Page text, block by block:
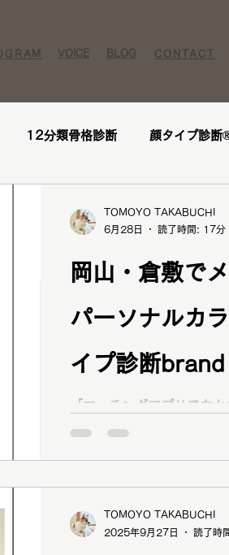
VOICE​ BLOG​​ CONTACT
12分類骨格診断 顔タイプ診断
ミアムトータル診断・メイクレッスン
診断 パーソナルカラー ブラ
タイプ診断 コスメ提案 プレ
岡山・倉敷で
パーソナルカ
イプ診断
見コンサルを
ビフォーアフ
「マッチングアプリでな
めに大切なポイントや、
TOMOYO TAKABUCHI
6月28日
読了時間: 17分
TOMOYO TAKABUCHI
2025年9月27日
読了時